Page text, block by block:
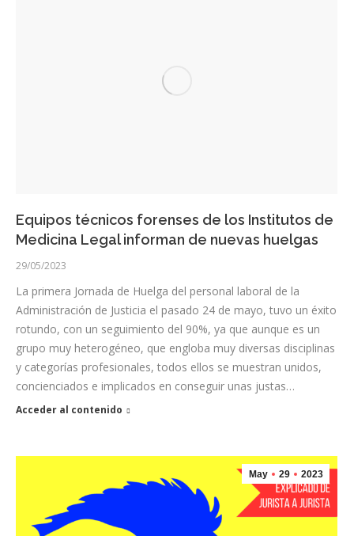
Equipos técnicos forenses de los Institutos de
Medicina Legal informan de nuevas huelgas
29/05/2023
La primera Jornada de Huelga del personal laboral de la
Administración de Justicia el pasado 24 de mayo, tuvo un éxito
rotundo, con un seguimiento del 90%, ya que aunque es un
grupo muy heterogéneo, que engloba muy diversas disciplinas
y categorías profesionales, todos ellos se muestran unidos,
concienciados e implicados en conseguir unas justas…
Acceder al contenido
May 29 2023